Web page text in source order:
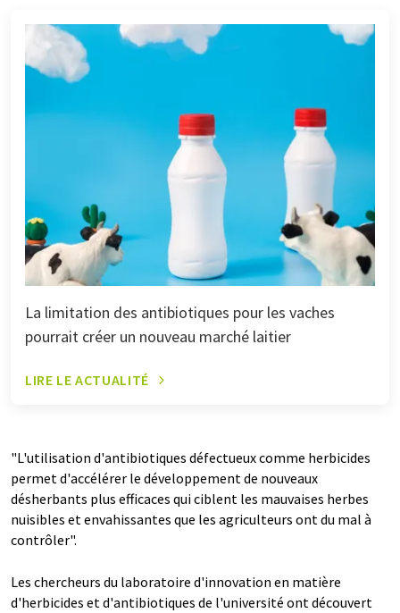
La limitation des antibiotiques pour les vaches
pourrait créer un nouveau marché laitier
LIRE LE ACTUALITÉ
"L'utilisation d'antibiotiques défectueux comme herbicides
permet d'accélérer le développement de nouveaux
désherbants plus efficaces qui ciblent les mauvaises herbes
nuisibles et envahissantes que les agriculteurs ont du mal à
contrôler".
Les chercheurs du laboratoire d'innovation en matière
d'herbicides et d'antibiotiques de l'université ont découvert